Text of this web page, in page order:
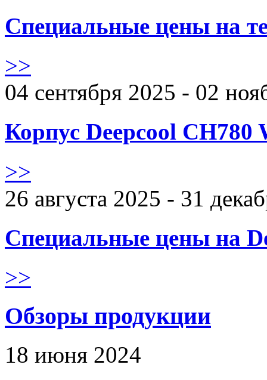
Специальные цены на
>>
04 сентября 2025 - 02
Корпус Deepcool CH780
>>
26 августа 2025 - 31
Специальные цены на
>>
Обзоры продукции
18 июня 2024